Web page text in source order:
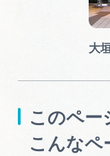
大
このペー
こんなペ